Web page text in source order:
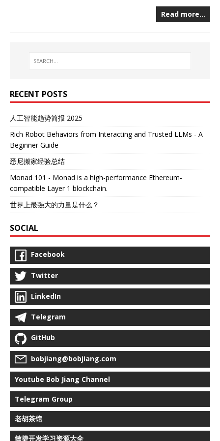
Read more…
RECENT POSTS
人工智能趋势简报 2025
Rich Robot Behaviors from Interacting and Trusted LLMs - A
Beginner Guide
悉尼搬家经验总结
Monad 101 - Monad is a high-performance Ethereum-
compatible Layer 1 blockchain.
世界上最强大的力量是什么？
SOCIAL
Facebook
Twitter
LinkedIn
Telegram
GitHub
bobjiang@bobjiang.com
Youtube Bob Jiang Channel
Telegram Group
老胡茶馆
敏捷开发学习资源大全